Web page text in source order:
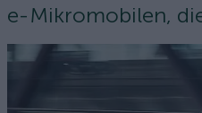
e-Mikromobilen,